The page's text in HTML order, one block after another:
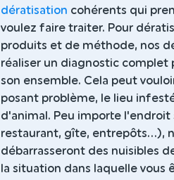
dératisation cohérents qui
voulez faire traiter. Pour
produits et de méthode, nos
réaliser un diagnostic
son ensemble. Cela peut
posant problème, le lieu
d'animal. Peu importe
restaurant, gîte, entrepôts...),
débarrasseront des nuisibles
la situation dans laquelle vous